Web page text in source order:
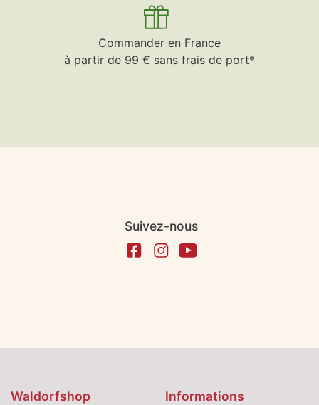
Commander en France
à partir de 99 € sans frais de port*
Suivez-nous
Waldorfshop Informations